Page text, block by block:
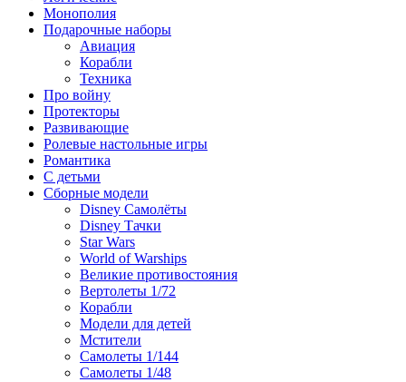
Монополия
Подарочные наборы
Авиация
Корабли
Техника
Про войну
Протекторы
Развивающие
Ролевые настольные игры
Романтика
С детьми
Сборные модели
Disney Самолёты
Disney Тачки
Star Wars
World of Warships
Великие противостояния
Вертолеты 1/72
Корабли
Модели для детей
Мстители
Самолеты 1/144
Самолеты 1/48